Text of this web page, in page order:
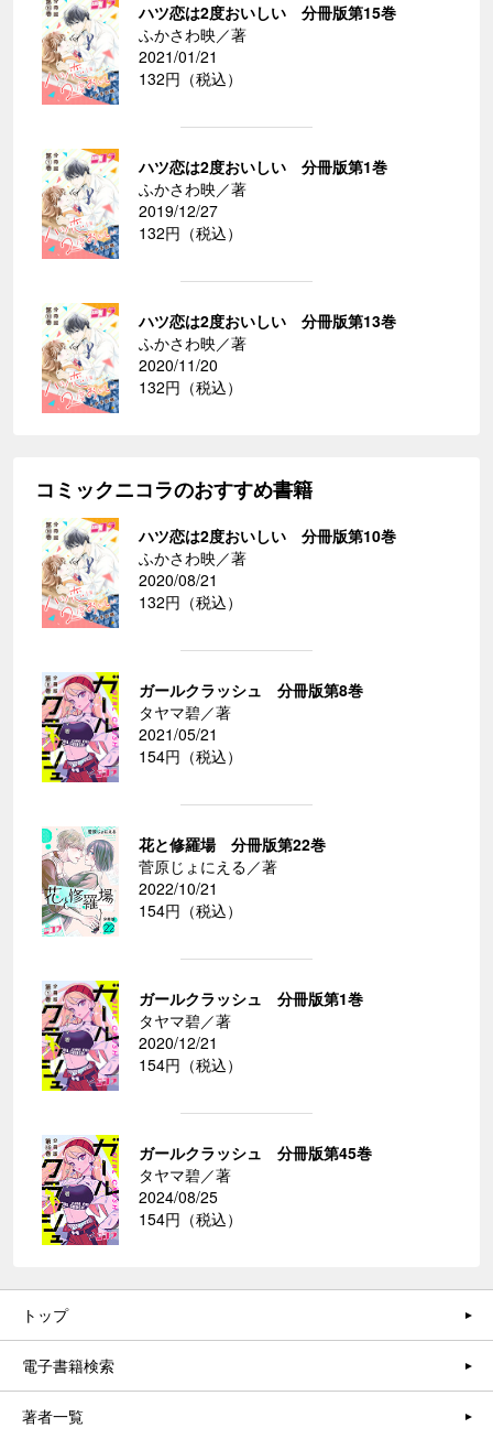
ハツ恋は2度おいしい 分冊版第15巻
ふかさわ映／著
2021/01/21
132円（税込）
ハツ恋は2度おいしい 分冊版第1巻
ふかさわ映／著
2019/12/27
132円（税込）
ハツ恋は2度おいしい 分冊版第13巻
ふかさわ映／著
2020/11/20
132円（税込）
コミックニコラのおすすめ書籍
ハツ恋は2度おいしい 分冊版第10巻
ふかさわ映／著
2020/08/21
132円（税込）
ガールクラッシュ 分冊版第8巻
タヤマ碧／著
2021/05/21
154円（税込）
花と修羅場 分冊版第22巻
菅原じょにえる／著
2022/10/21
154円（税込）
ガールクラッシュ 分冊版第1巻
タヤマ碧／著
2020/12/21
154円（税込）
ガールクラッシュ 分冊版第45巻
タヤマ碧／著
2024/08/25
154円（税込）
トップ
電子書籍検索
著者一覧